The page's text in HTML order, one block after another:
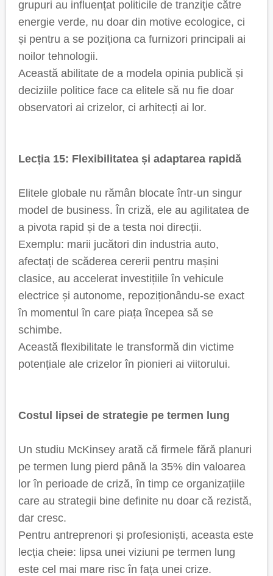
grupuri au influențat politicile de tranziție către
energie verde, nu doar din motive ecologice, ci
și pentru a se poziționa ca furnizori principali ai
noilor tehnologii.
Această abilitate de a modela opinia publică și
deciziile politice face ca elitele să nu fie doar
observatori ai crizelor, ci arhitecți ai lor.
Lecția 15: Flexibilitatea și adaptarea rapidă
Elitele globale nu rămân blocate într-un singur
model de business. În criză, ele au agilitatea de
a pivota rapid și de a testa noi direcții.
Exemplu: marii jucători din industria auto,
afectați de scăderea cererii pentru mașini
clasice, au accelerat investițiile în vehicule
electrice și autonome, repoziționându-se exact
în momentul în care piața începea să se
schimbe.
Această flexibilitate le transformă din victime
potențiale ale crizelor în pionieri ai viitorului.
Costul lipsei de strategie pe termen lung
Un studiu McKinsey arată că firmele fără planuri
pe termen lung pierd până la 35% din valoarea
lor în perioade de criză, în timp ce organizațiile
care au strategii bine definite nu doar că rezistă,
dar cresc.
Pentru antreprenori și profesioniști, aceasta este
lecția cheie: lipsa unei viziuni pe termen lung
este cel mai mare risc în fața unei crize.